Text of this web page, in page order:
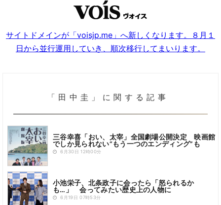
サイトドメインが「voisjp.me」へ新しくなります。８月１
日から並行運用していき、順次移行してまいります。
「田中圭」に関する記事
三谷幸喜「おい、太宰」全国劇場公開決定 映画館
でしか見られない“もう一つのエンディング”も
6月30日 12時00分
小池栄子、北条政子に会ったら「怒られるか
も…」 会ってみたい歴史上の人物に
6月19日 07時53分